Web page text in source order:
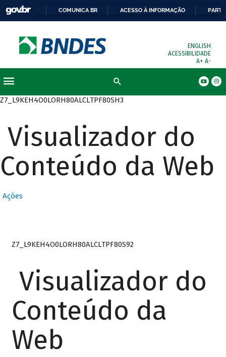
COMUNICA BR ACESSO À INFORMAÇÃO
ENGLISH
ACESSIBILIDADE
A+ A-
Z7_L9KEH4O0LORH80ALCLTPF80SH3
Visualizador do
Conteúdo da Web
Ações
Z7_L9KEH4O0LORH80ALCLTPF80S92
Visualizador do
Conteúdo da
Web